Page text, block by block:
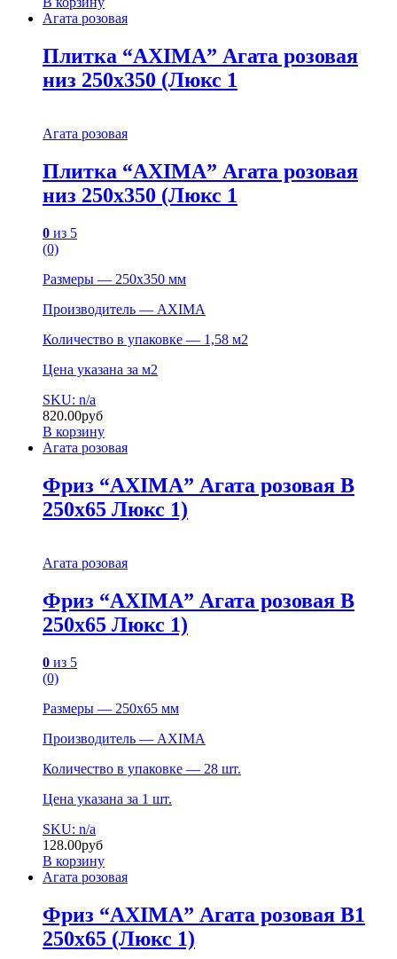
Агата розовая
Плитка “AXIMA” Агата розовая
низ 250х350 (Люкс 1
Агата розовая
Плитка “AXIMA” Агата розовая
низ 250х350 (Люкс 1
0 из 5
(0)
Размеры — 250х350 мм
Производитель — AXIMA
Количество в упаковке — 1,58 м2
Цена указана за м2
SKU: n/a
820.00руб
В корзину
Агата розовая
Фриз “AXIMA” Агата розовая B
250х65 Люкс 1)
Агата розовая
Фриз “AXIMA” Агата розовая B
250х65 Люкс 1)
0 из 5
(0)
Размеры — 250х65 мм
Производитель — AXIMA
Количество в упаковке — 28 шт.
Цена указана за 1 шт.
SKU: n/a
128.00руб
В корзину
Агата розовая
Фриз “AXIMA” Агата розовая B1
250х65 (Люкс 1)